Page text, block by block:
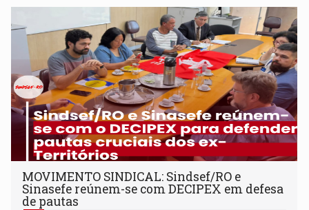
MOVIMENTO SINDICAL: Sindsef/RO e
Sinasefe reúnem-se com DECIPEX em defesa
de pautas